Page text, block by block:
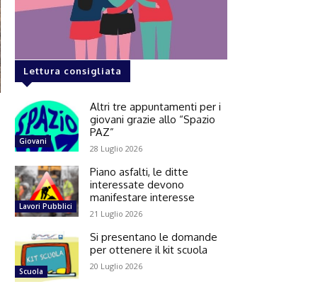
Lettura consigliata
Giovani
Altri tre appuntamenti per i
giovani grazie allo “Spazio
PAZ”
28 Luglio 2026
Lavori Pubblici
Piano asfalti, le ditte
interessate devono
manifestare interesse
21 Luglio 2026
Scuola
Si presentano le domande
per ottenere il kit scuola
20 Luglio 2026